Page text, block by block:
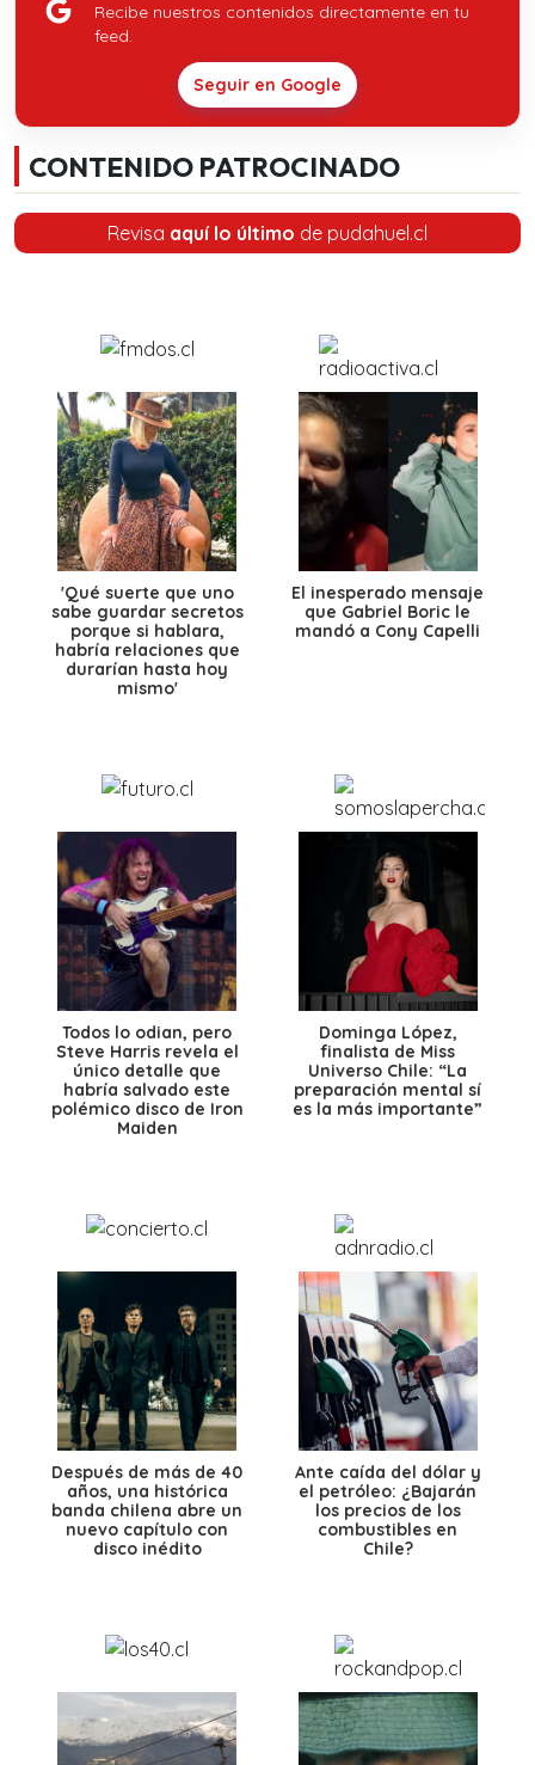
Recibe nuestros contenidos directamente en tu
feed.
Seguir en Google
CONTENIDO PATROCINADO
Revisa aquí lo último de pudahuel.cl
'Qué suerte que uno
sabe guardar secretos
porque si hablara,
habría relaciones que
durarían hasta hoy
mismo'
El inesperado mensaje
que Gabriel Boric le
mandó a Cony Capelli
Todos lo odian, pero
Steve Harris revela el
único detalle que
habría salvado este
polémico disco de Iron
Maiden
Dominga López,
finalista de Miss
Universo Chile: “La
preparación mental sí
es la más importante”
Después de más de 40
años, una histórica
banda chilena abre un
nuevo capítulo con
disco inédito
Ante caída del dólar y
el petróleo: ¿Bajarán
los precios de los
combustibles en
Chile?